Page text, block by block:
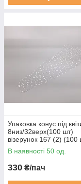
Упаковка конус під
8низ/32верх(100 шт)
візерунок 167 (2) (100
В наявності 50 од.
330 ₴/пач